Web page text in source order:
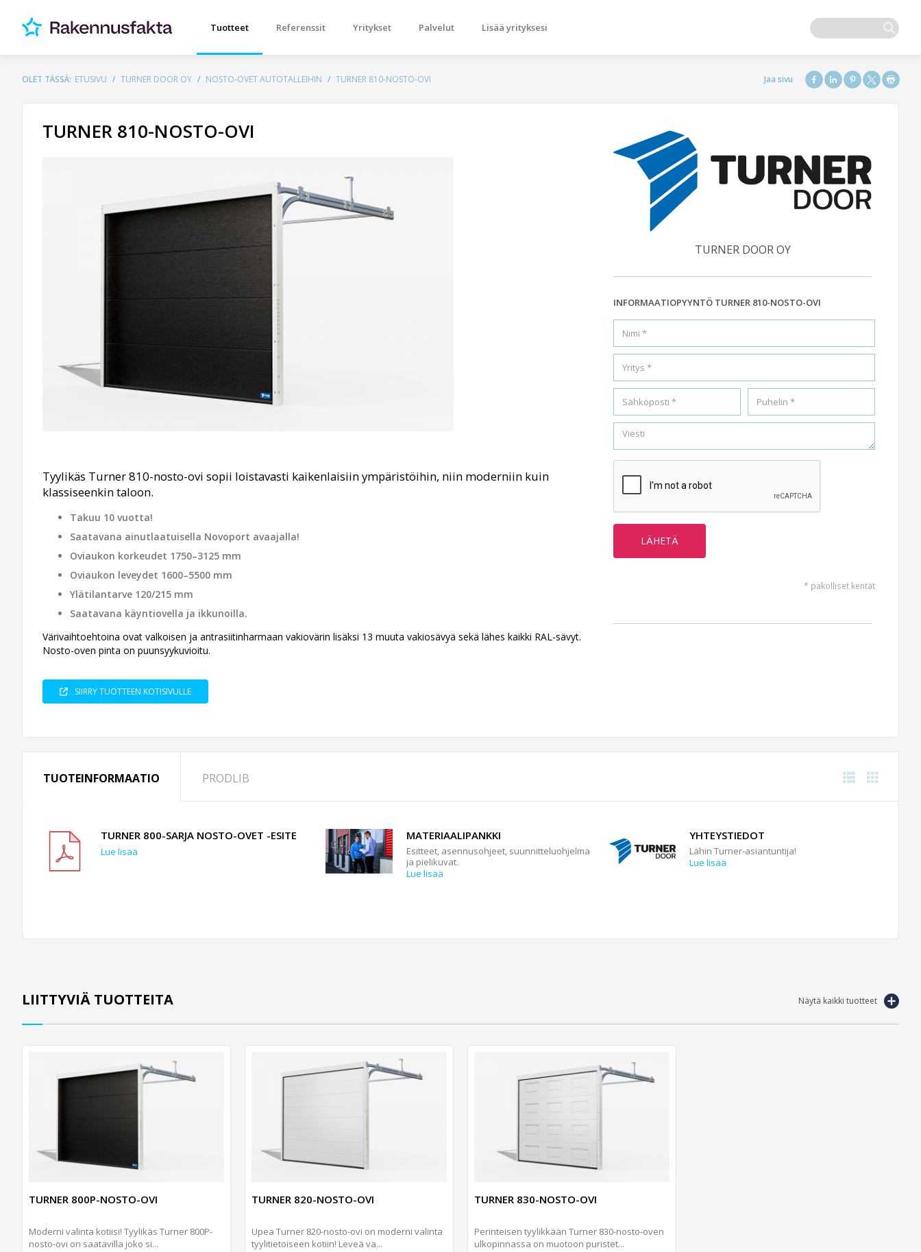
Tuotteet Referenssit Yritykset Palvelut Lisää yrityksesi
OLET TÄSSÄ: ETUSIVU TURNER DOOR OY NOSTO-OVET AUTOTALLEIHIN TURNER 810-NOSTO-OVI
TURNER 810-NOSTO-OVI
Tyylikäs Turner 810-nosto-ovi sopii loistavasti kaikenlaisiin ympäristöihin, niin moderniin kuin
klassiseenkin taloon.
Takuu 10 vuotta!
Saatavana ainutlaatuisella Novoport avaajalla!
Oviaukon korkeudet 1750–3125 mm
Oviaukon leveydet 1600–5500 mm
Ylätilantarve 120/215 mm
Saatavana käyntiovella ja ikkunoilla.
Värivaihtoehtoina ovat valkoisen ja antrasiitinharmaan vakiovärin lisäksi 13 muuta vakiosävyä sekä lähes kaikki RAL-sävyt.
Nosto-oven pinta on puunsyykuvioitu.
SIIRRY TUOTTEEN KOTISIVULLE
TURNER DOOR OY
INFORMAATIOPYYNTÖ TURNER 810-NOSTO-OVI
* pakolliset kentät
TUOTEINFORMAATIO PRODLIB
TURNER 800-SARJA NOSTO-OVET -ESITE
Lue lisää
MATERIAALIPANKKI
Esitteet, asennusohjeet, suunnitteluohjelma
ja pielikuvat.
Lue lisää
YHTEYSTIEDOT
Lähin Turner-asiantuntija!
Lue lisää
Näytä kaikki tuotteet
LIITTYVIÄ TUOTTEITA
TURNER 800P-NOSTO-OVI
Moderni valinta kotiisi! Tyylikäs Turner 800P-
nosto-ovi on saatavilla joko si...
TURNER 820-NOSTO-OVI
Upea Turner 820-nosto-ovi on moderni valinta
tyylitietoiseen kotiin! Leveä va...
TURNER 830-NOSTO-OVI
Perinteisen tyylikkään Turner 830-nosto-oven
ulkopinnassa on muotoon puristet...